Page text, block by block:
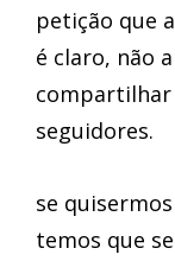
petição que
é claro, não
compartilhar
seguidores.
se
temos que